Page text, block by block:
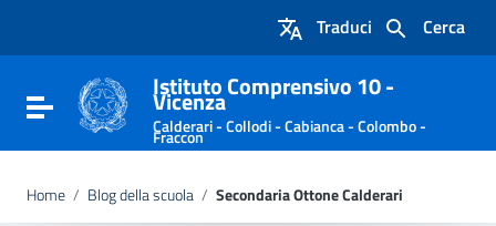
Vai al footer
Cerca
Traduci
Attiva / disattiva la navigazione
Istituto Comprensivo 10 -
Vicenza
Calderari - Collodi - Cabianca - Colombo -
Fraccon
Home / Blog della scuola / Secondaria Ottone Calderari